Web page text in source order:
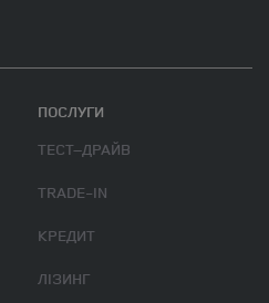
ПОСЛУГИ
ТЕСТ–ДРАЙВ
TRADE-IN
КРЕДИТ
ЛІЗИНГ